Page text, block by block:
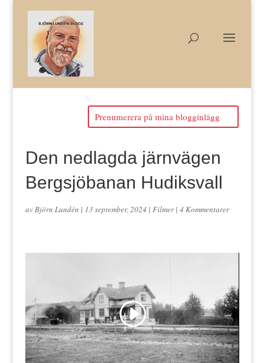
Prenumerera på mina blogginlägg
Den nedlagda järnvägen
Bergsjöbanan Hudiksvall
avBjörn Lundén | 13 september, 2024 | Filmer| 4 Kommentarer